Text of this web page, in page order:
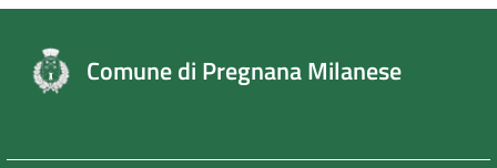
Comune di Pregnana Milanese